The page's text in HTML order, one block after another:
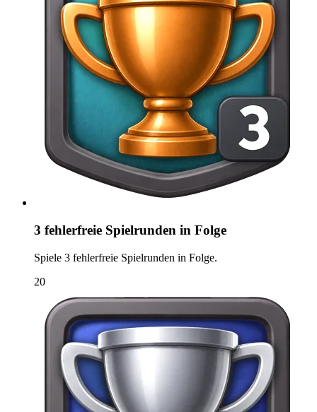
3 fehlerfreie Spielrunden in Folge
Spiele 3 fehlerfreie Spielrunden in Folge.
20